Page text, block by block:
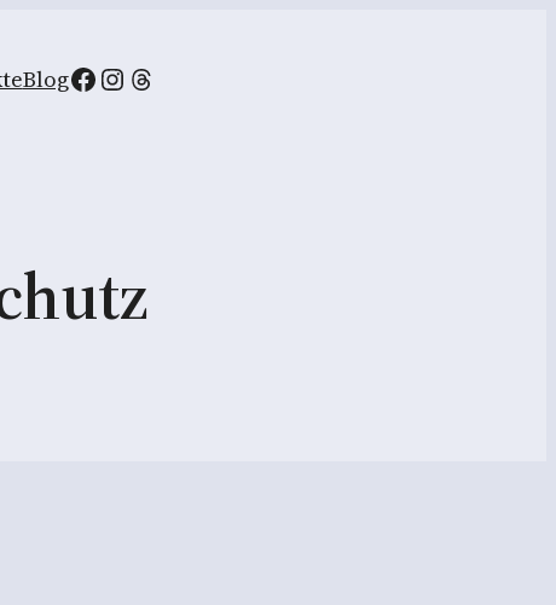
BlogFacebook
Instagram
Threads